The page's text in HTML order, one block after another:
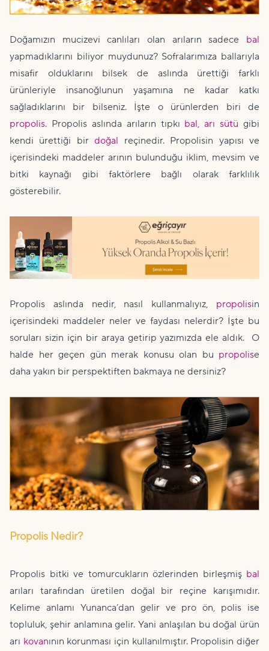
Doğamızın mucizevi canlıları olan arıların sadece bal
yapmadıklarını biliyor muydunuz? Sofralarımıza ballarıyla
misafir olduklarını bilsek de aslında ürettiği farklı
ürünleriyle insanoğlunun yaşamına ne kadar katkı
sağladıklarını bir bilseniz. İşte o ürünlerden biri de
propolis. Propolis aslında arıların tıpkı bal, arı sütü gibi
kendi ürettiği birdoğal reçinedir. Propolisin yapısı ve
içerisindeki maddeler arının bulunduğu iklim, mevsim ve
bitki kaynağı gibi faktörlere bağlı olarak farklılık
gösterebilir.
Propolis aslında nedir, nasıl kullanmalıyız, propolisin
içerisindeki maddeler neler ve faydası nelerdir? İşte bu
soruları sizin için bir araya getirip yazımızda ele aldık. O
halde her geçen gün merak konusu olan bu propolise
daha yakın bir perspektiften bakmaya ne dersiniz?
Propolis Nedir?
Propolis bitki ve tomurcukların özlerinden birleşmiş bal
arıları tarafından üretilen doğal bir reçine karışımıdır.
Kelime anlamı Yunanca’dan gelir ve pro ön, polis ise
topluluk, şehir anlamına gelir. Yani anlaşılan bu doğal ürün
arı kovanının korunması için kullanılmıştır. Propolisin diğer